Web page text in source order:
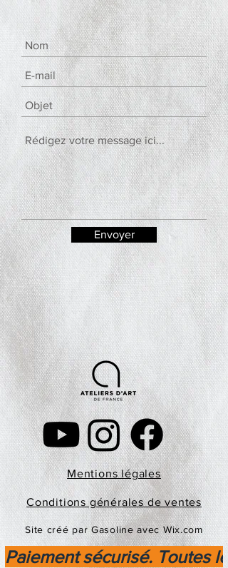
Envoyer
Mentions légales
Conditions générales de ventes
Site créé par Gasoline avec Wix.com
Paiement sécurisé. Toutes